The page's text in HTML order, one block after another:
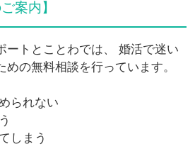
案内】
ートとことわでは、 婚活で迷い
の無料相談を行っています。
られない
しまう